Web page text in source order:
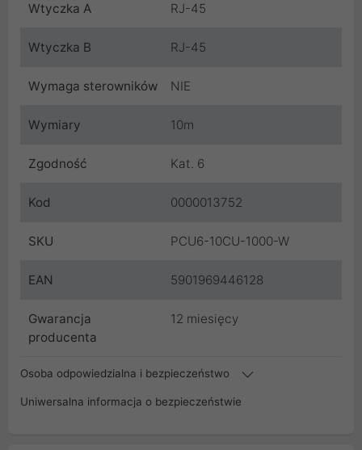
Wtyczka A RJ-45
Wtyczka B RJ-45
Wymaga sterowników NIE
Wymiary 10m
Zgodność Kat. 6
Kod 0000013752
SKU PCU6-10CU-1000-W
EAN 5901969446128
Gwarancja
producenta
12 miesięcy
Osoba odpowiedzialna i bezpieczeństwo
Uniwersalna informacja o bezpieczeństwie